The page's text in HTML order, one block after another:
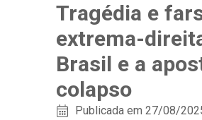
Tragédia e
extrema-
Brasil e a
colapso
Publicada em 27/08/